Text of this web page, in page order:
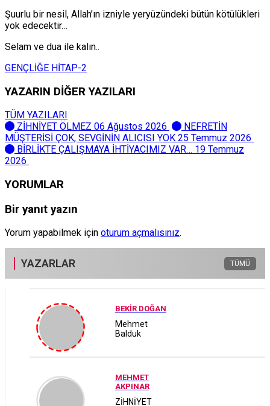
Şuurlu bir nesil, Allah’ın izniyle yeryüzündeki bütün kötülükleri
yok edecektir…
Selam ve dua ile kalın..
GENÇLİĞE HİTAP-2
YAZARIN DİĞER YAZILARI
TÜM YAZILARI
ZİHNİYET ÖLMEZ 06 Ağustos 2026
NEFRETİN
MÜŞTERİSİ ÇOK, SEVGİNİN ALICISI YOK 25 Temmuz 2026
BİRLİKTE ÇALIŞMAYA İHTİYACIMIZ VAR… 19 Temmuz
2026
YORUMLAR
Bir yanıt yazın
Yorum yapabilmek için oturum açmalısınız.
YAZARLAR TÜMÜ
BEKİR DOĞAN
Mehmet
Balduk
MEHMET
AKPINAR
ZİHNİYET